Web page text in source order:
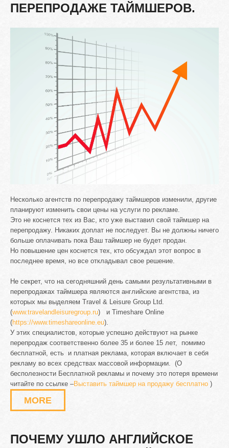
ПЕРЕПРОДАЖЕ ТАЙМШЕРОВ.
Несколько агентств по перепродажу таймшеров изменили, другие
планируют изменить свои цены на услуги по рекламе.
Это не коснется тех из Вас, кто уже выставил свой таймшер на
перепродажу. Никаких доплат не последует. Вы не должны ничего
больше оплачивать пока Ваш таймшер не будет продан.
Но повышение цен коснется тех, кто обсуждал этот вопрос в
последнее время, но все откладывал свое решение.
Не секрет, что на сегодняшний день самыми результативными в
перепродажах таймшера являются английские агентства, из
которых мы выделяем Travel & Leisure Group Ltd.
(www.travelandleisuregroup.ru) и Timeshare Online
(https://www.timeshareonline.eu).
У этих специалистов, которые успешно действуют на рынке
перепродаж соответственно более 35 и более 15 лет, помимо
бесплатной, есть и платная реклама, которая включает в себя
рекламу во всех средствах массовой информации. (О
бесполезности Бесплатной рекламы и почему это потеря времени
читайте по ссылке –Выставить таймшер на продажу бесплатно )
MORE
ПОЧЕМУ УШЛО АНГЛИЙСКОЕ